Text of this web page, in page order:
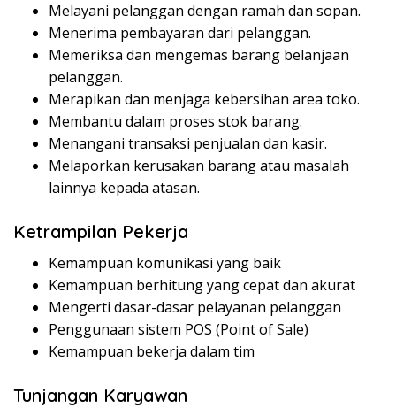
Melayani pelanggan dengan ramah dan sopan.
Menerima pembayaran dari pelanggan.
Memeriksa dan mengemas barang belanjaan
pelanggan.
Merapikan dan menjaga kebersihan area toko.
Membantu dalam proses stok barang.
Menangani transaksi penjualan dan kasir.
Melaporkan kerusakan barang atau masalah
lainnya kepada atasan.
Ketrampilan Pekerja
Kemampuan komunikasi yang baik
Kemampuan berhitung yang cepat dan akurat
Mengerti dasar-dasar pelayanan pelanggan
Penggunaan sistem POS (Point of Sale)
Kemampuan bekerja dalam tim
Tunjangan Karyawan